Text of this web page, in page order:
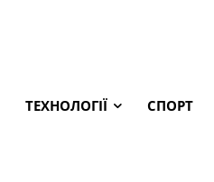
ТЕХНОЛОГІЇ СПОРТ